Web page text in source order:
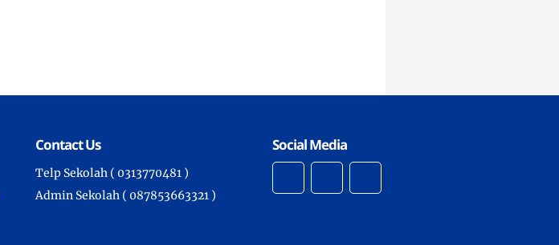
Contact Us
Telp Sekolah ( 0313770481 )
Admin Sekolah ( 087853663321 )
Social Media